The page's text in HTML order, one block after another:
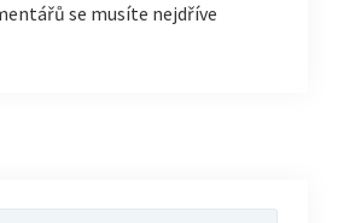
se musíte nejdříve